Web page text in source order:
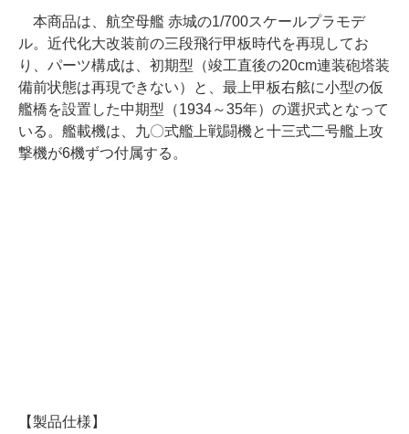
本商品は、航空母艦 赤城の1/700スケールプラモデ
ル。近代化大改装前の三段飛行甲板時代を再現してお
り、パーツ構成は、初期型（竣工直後の20cm連装砲塔装
備前状態は再現できない）と、最上甲板右舷に小型の仮
艦橋を設置した中期型（1934～35年）の選択式となって
いる。艦載機は、九〇式艦上戦闘機と十三式二号艦上攻
撃機が6機ずつ付属する。
【製品仕様】